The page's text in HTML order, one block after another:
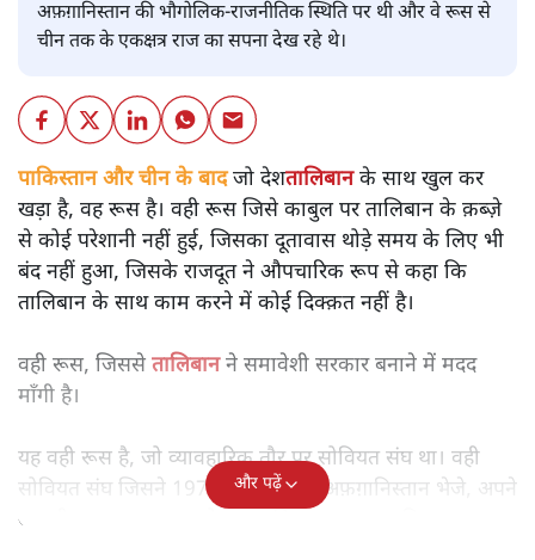
अफ़ग़ानिस्तान की भौगोलिक-राजनीतिक स्थिति पर थी और वे रूस से
चीन तक के एकक्षत्र राज का सपना देख रहे थे।
पाकिस्तान और चीन के बाद जो देशतालिबानके साथ खुल कर
खड़ा है, वह रूस है। वही रूस जिसे काबुल पर तालिबान के क़ब्ज़े
से कोई परेशानी नहीं हुई, जिसका दूतावास थोड़े समय के लिए भी
बंद नहीं हुआ, जिसके राजदूत ने औपचारिक रूप से कहा कि
तालिबान के साथ काम करने में कोई दिक्क़त नहीं है।
वही रूस, जिससे तालिबानने समावेशी सरकार बनाने में मदद
माँगी है।
यह वही रूस है, जो व्यावहारिक तौर पर सोवियत संघ था। वही
सोवियत संघ जिसने 1979 में अपने टैंक अफ़ग़ानिस्तान भेजे, अपने
आदमी बबरक करमाल को अफ़ग़ानिस्तान का राष्ट्रपति बनवाया।
और पढ़ें